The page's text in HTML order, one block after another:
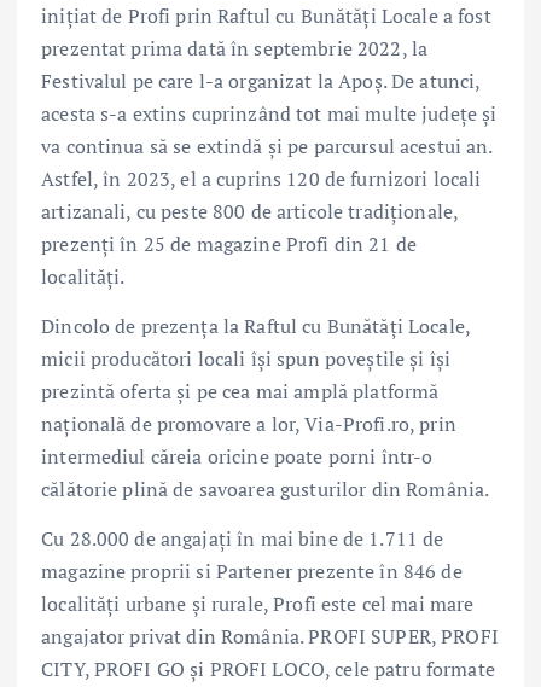
inițiat de Profi prin Raftul cu Bunătăți Locale a fost
prezentat prima dată în septembrie 2022, la
Festivalul pe care l-a organizat la Apoș. De atunci,
acesta s-a extins cuprinzând tot mai multe județe și
va continua să se extindă și pe parcursul acestui an.
Astfel, în 2023, el a cuprins 120 de furnizori locali
artizanali, cu peste 800 de articole tradiționale,
prezenți în 25 de magazine Profi din 21 de
localități.
Dincolo de prezența la Raftul cu Bunătăți Locale,
micii producători locali își spun poveștile și își
prezintă oferta și pe cea mai amplă platformă
națională de promovare a lor, Via-Profi.ro, prin
intermediul căreia oricine poate porni într-o
călătorie plină de savoarea gusturilor din România.
Cu 28.000 de angajați în mai bine de 1.711 de
magazine proprii si Partener prezente în 846 de
localități urbane și rurale, Profi este cel mai mare
angajator privat din România. PROFI SUPER, PROFI
CITY, PROFI GO și PROFI LOCO, cele patru formate